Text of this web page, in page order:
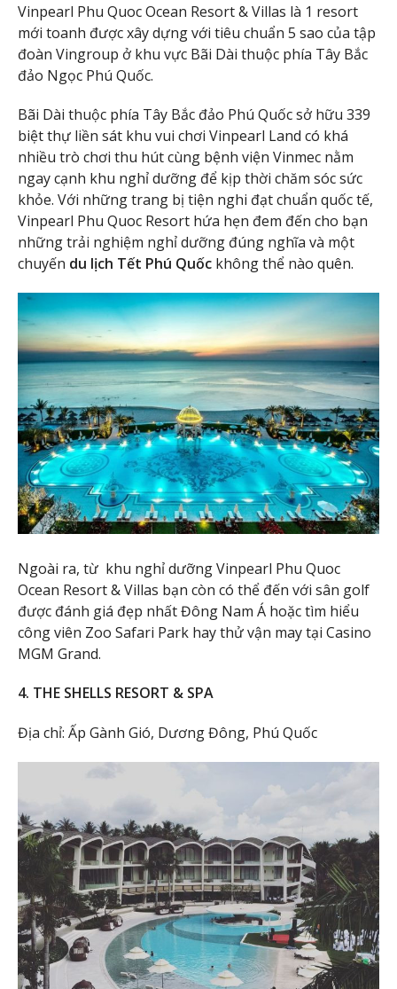
Vinpearl Phu Quoc Ocean Resort & Villas là 1 resort
mới toanh được xây dựng với tiêu chuẩn 5 sao của tập
đoàn Vingroup ở khu vực Bãi Dài thuộc phía Tây Bắc
đảo Ngọc Phú Quốc.
Bãi Dài thuộc phía Tây Bắc đảo Phú Quốc sở hữu 339
biệt thự liền sát khu vui chơi Vinpearl Land có khá
nhiều trò chơi thu hút cùng bệnh viện Vinmec nằm
ngay cạnh khu nghỉ dưỡng để kịp thời chăm sóc sức
khỏe. Với những trang bị tiện nghi đạt chuẩn quốc tế,
Vinpearl Phu Quoc Resort hứa hẹn đem đến cho bạn
những trải nghiệm nghỉ dưỡng đúng nghĩa và một
chuyến du lịch Tết Phú Quốc không thể nào quên.
Ngoài ra, từ khu nghỉ dưỡng Vinpearl Phu Quoc
Ocean Resort & Villas bạn còn có thể đến với sân golf
được đánh giá đẹp nhất Đông Nam Á hoặc tìm hiểu
công viên Zoo Safari Park hay thử vận may tại Casino
MGM Grand.
4. THE SHELLS RESORT & SPA
Địa chỉ: Ấp Gành Gió, Dương Đông, Phú Quốc